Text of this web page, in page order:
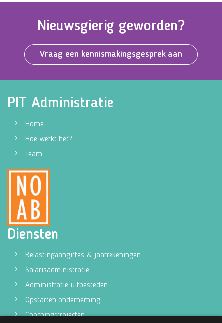
Nieuwsgierig geworden?
Vraag een kennismakingsgesprek aan
PIT Administratie
Home
Hoe werkt het?
Team
Diensten
Belastingaangiftes & jaarrekeningen
Salarisadministratie
Administratie uitbesteden
Opstarten onderneming
Coachingstrajecten